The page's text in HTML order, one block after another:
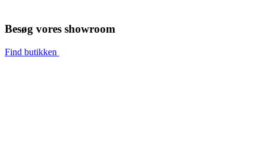
Besøg vores showroom
Find butikken